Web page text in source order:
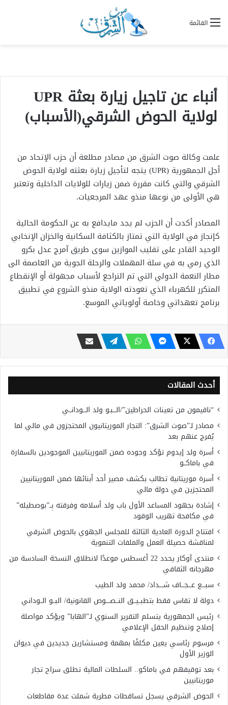
القائمة
أنباء عن تاجيل زيارة بعثة UPR
لولاية الحوض الشرقي(الأسباب)
علمت وكالة صوت الشرق من مصادر مطلعة أن حزب الإتحاد من
أجل الجمهورية (UPR) يتجه لتأجيل زيارة بعثته لولاية الحوض
الشرقي والتي كانت مقررة ضمن زيارات للولايات الداخلية وتعتبر
هي الأولى من نوعها منذو عهد المرجعيات.
المصادر أكدت أن الحزب لم يجد مايدافع به عن الحكومة الحالية
كإنجاز في الولاية التي تمتاز بالكثافة السكانية والخزان الإنخابي
الوحيد القادر على تقليب الموازين سوى طريق آمرج عدل بكرو
الذي رمي به في سلة المهملات والرحلة الجوية من العاصمة الى
مطار النعمة الدولي التي تم التراجع لأسباب مجهولة أو الإنقطاع
المتكرر للكهرباء الذي تعودته الولاية منذو الشروع في تطبيق
برنامج تعهداتي وخاصة أولوياتي الموسع.
أحدث المقالات
“ناقيمون من تعينات الحراطين”/الـــبـو ولد الـــودانــي
مصادر لـ”صوت الشرق”: التجار الموريتانيون المحتجزون في مالي لما
يُفرج عنهم بعد
أسرة ولد إيدوم تؤكد وجوده ضمن الموريتانيين الموجودين بالسفارة
في باماكــو
أسرة موريتانية تطالب بكشف مصير أحد أبنائها ضمن الموريتانيين
المحتجزين في دولة مالي
إشادة بجهود المساعد الأول باب ولد أسلامه وفرقته بِــ”بوصطيله”
في مكافحة تهريب الوقود
افتتاح الدورة العادية الثالثة للمجلس الجهوي بالحوض الشرقي
لمناقشة حصيلة العمل والملفات التنموية
منتدى آوكار يحدد 22 أغسطس موعدًا لانطلاق النسخة السادسة من
مهرجانه الثقافي
سبـــع عـــجـــاف شــــداد/ محمد ولد الطيب
دولة لا تقاس فقط بتطبــيــق النــصــــوص القانونية/ البــو الــوداني
رئيس الجمهورية يتسلم التقرير السنوي لـ”الهابا” ويؤكد مواصلة
إصلاح وتنظيم الحقل الإعلامي
مرسوم رئاسي يعين مكلفًا بمهمة ومستشارين جديدين في ديوان
الوزير الأول
بعد توقيفهم في باماكو.. السلطات المالية تطلق سراح تجار
موريتانيين
الحوض الشرقي يسجل تساقطات مطرية شملت عدة مقاطعات